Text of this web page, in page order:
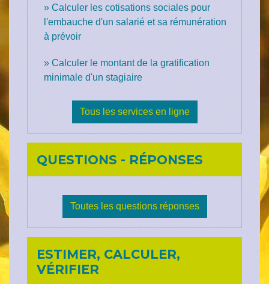
Calculer les cotisations sociales pour
l'embauche d'un salarié et sa rémunération
à prévoir
Calculer le montant de la gratification
minimale d'un stagiaire
Tous les services en ligne
QUESTIONS - RÉPONSES
Toutes les questions réponses
ESTIMER, CALCULER,
VÉRIFIER